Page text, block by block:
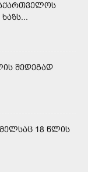
ᲨᲔᲓᲔᲒᲐᲓ
18 ᲬᲚᲘᲡ